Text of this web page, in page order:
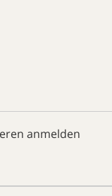
anmelden